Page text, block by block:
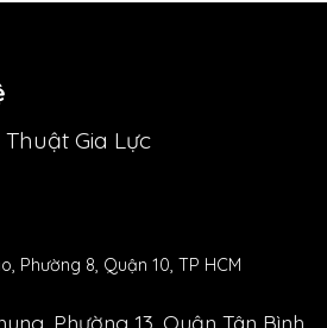
Gia Lực
Phường 8, Quận 10, TP HCM
Phường 13, Quận Tân Bình,